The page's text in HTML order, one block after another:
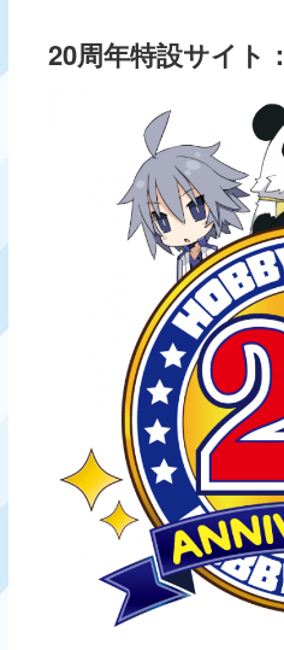
20周年特設サイト：